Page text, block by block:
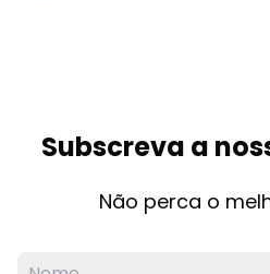
Subscreva a
Não perca o